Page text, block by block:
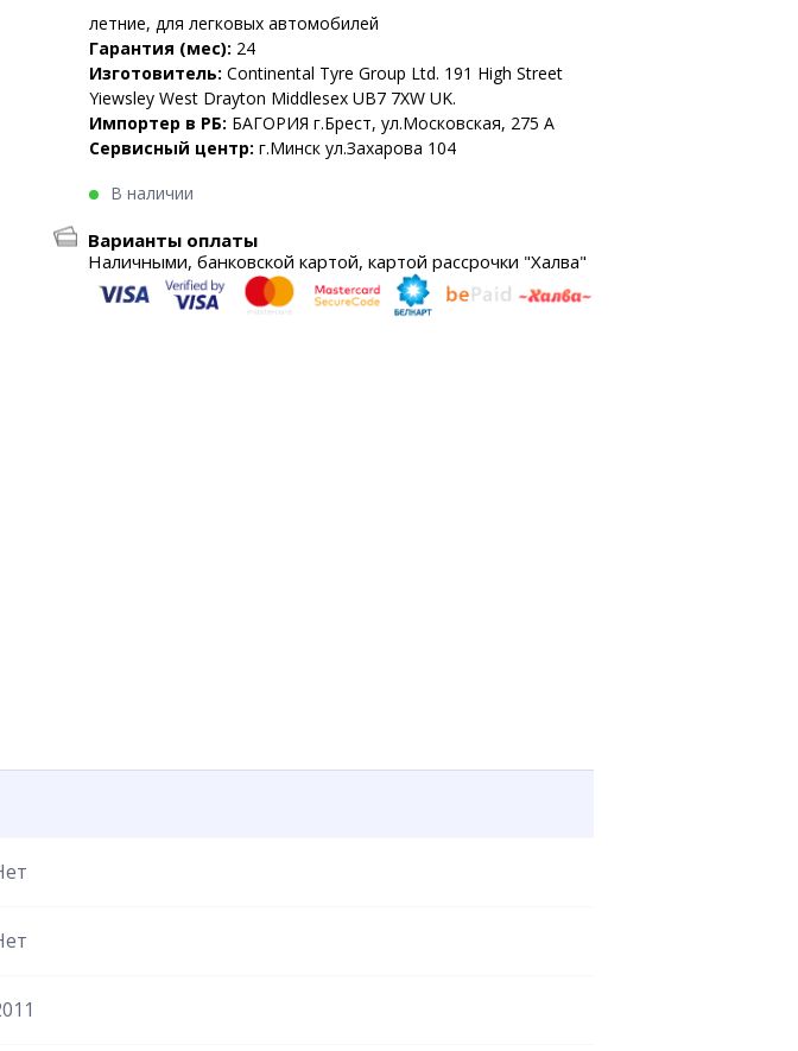
летние, для легковых автомобилей
Гарантия (мес): 24
Изготовитель: Continental Tyre Group Ltd. 191 High Street
Yiewsley West Drayton Middlesex UB7 7XW UK.
Импортер в РБ: БАГОРИЯ г.Брест, ул.Московская, 275 А
Сервисный центр: г.Минск ул.Захарова 104
В наличии
Варианты оплаты
Наличными, банковской картой, картой рассрочки "Халва"